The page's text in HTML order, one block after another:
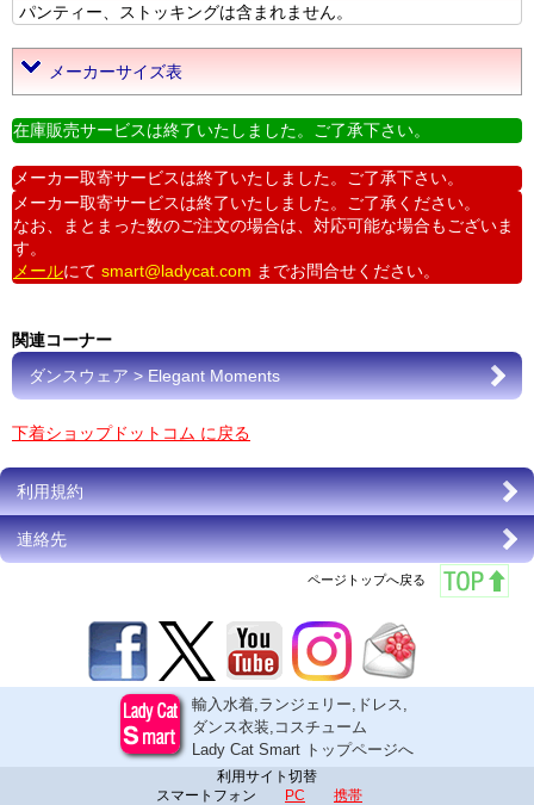
パンティー、ストッキングは含まれません。
メーカーサイズ表
在庫販売サービスは終了いたしました。ご了承下さい。
メーカー取寄サービスは終了いたしました。ご了承下さい。
メーカー取寄サービスは終了いたしました。ご了承ください。
なお、まとまった数のご注文の場合は、対応可能な場合もございま
す。
メールにて smart@ladycat.com までお問合せください。
関連コーナー
ダンスウェア > Elegant Moments
下着ショップドットコム に戻る
利用規約
連絡先
ページトップへ戻る
輸入水着,ランジェリー,ドレス,
ダンス衣装,コスチューム
Lady Cat Smart トップページへ
利用サイト切替
スマートフォン
PC 携帯